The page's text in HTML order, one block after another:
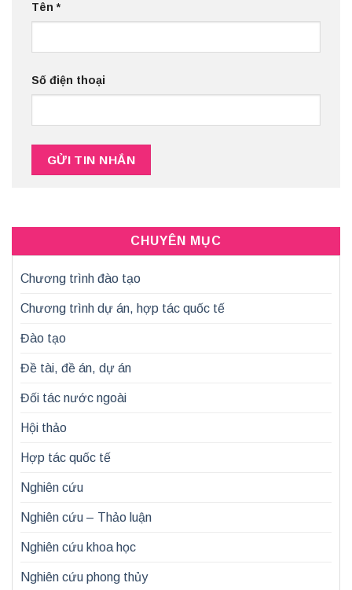
Tên*
Số điện thoại
CHUYÊN MỤC
Chương trình đào tạo
Chương trình dự án, hợp tác quốc tế
Đào tạo
Đề tài, đề án, dự án
Đối tác nước ngoài
Hội thảo
Hợp tác quốc tế
Nghiên cứu
Nghiên cứu – Thảo luận
Nghiên cứu khoa học
Nghiên cứu phong thủy